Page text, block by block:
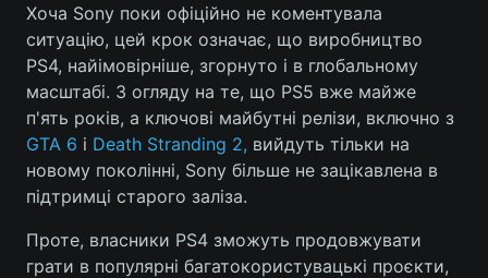
Хоча Sony поки офіційно не коментувала
ситуацію, цей крок означає, що виробництво
PS4, найімовірніше, згорнуто і в глобальному
масштабі. З огляду на те, що PS5 вже майже
п'ять років, а ключові майбутні релізи, включно з
GTA 6 і Death Stranding 2, вийдуть тільки на
новому поколінні, Sony більше не зацікавлена в
підтримці старого заліза.
Проте, власники PS4 зможуть продовжувати
грати в популярні багатокористувацькі проєкти,